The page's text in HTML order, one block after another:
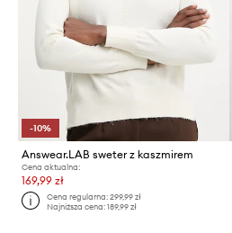
-10%
Answear.LAB sweter z kaszmirem
Cena aktualna:
169,99 zł
Cena regularna:299,99 zł
Najniższa cena:189,99 zł